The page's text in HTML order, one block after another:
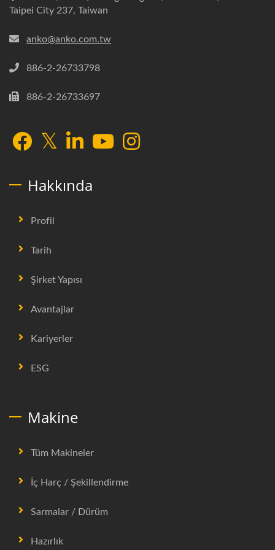
Taipei City 237, Taiwan
anko@anko.com.tw
886-2-26733798
886-2-26733697
Hakkında
Profil
Tarih
Şirket Yapısı
Avantajlar
Kariyerler
ESG
Makine
Tüm Makineler
İç Harç / Şekillendirme
Sarmalar / Dürüm
Hazırlık